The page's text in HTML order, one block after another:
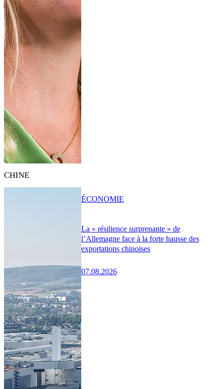
CHINE
La « résilience surprenante » de
l’Allemagne face à la forte hausse des
exportations chinoises
07.08.2026
ÉCONOMIE